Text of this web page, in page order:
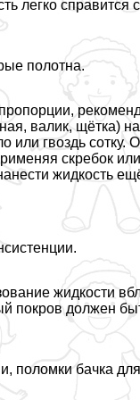
легко справится
полотна.
валик, щётка)
гвоздь сотку.
скребок
жидкость
жидкости
покров должен
поломки бачка